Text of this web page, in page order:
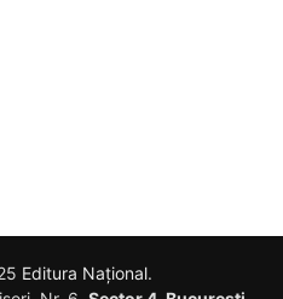
Editura Național.